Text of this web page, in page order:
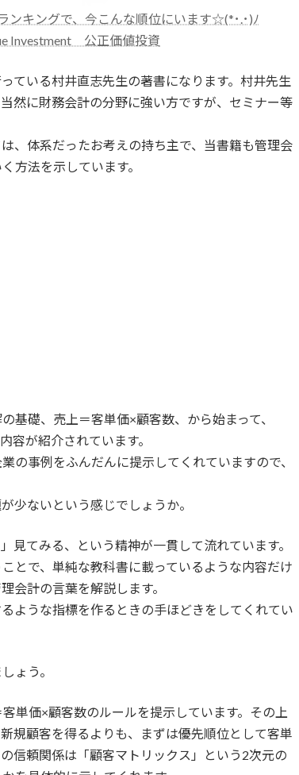
ンキングで、今こんな順位にいます☆(*･.･)ﾉ
Investment 公正価値投資
ている村井直志先生の著書になります。村井先生
然に財務会計の分野に強い方ですが、セミナー等
、体系だったお考えの持ち主で、当書籍も管理会
方法を示しています。
基礎、売上＝客単価×顧客数、から始まって、
容が紹介されています。
の事例をふんだんに提示してくれていますので、
少ないという感じでしょうか。
見てみる、という精神が一貫して流れています。
とで、単純な教科書に載っているような内容だけ
会計の言葉を解説します。
ような指標を作るときの手ほどきをしてくれてい
ょう。
単価×顧客数のルールを提示しています。その上
規顧客を得るよりも、まずは優先順位として客単
信頼関係は「顧客マトリックス」という2次元の